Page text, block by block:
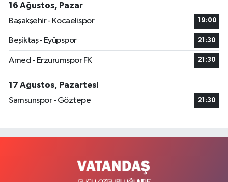
16 Ağustos, Pazar
Başakşehir - Kocaelispor
19:00
Beşiktaş - Eyüpspor 21:30
Amed - Erzurumspor FK 21:30
17 Ağustos, Pazartesi
Samsunspor - Göztepe
21:30